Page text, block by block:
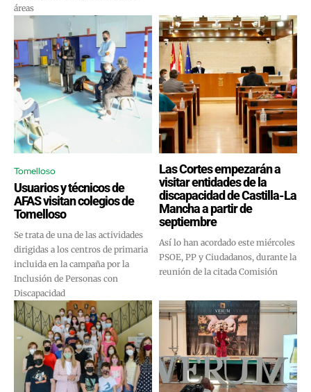
áreas
Tomelloso
Usuarios y técnicos de
AFAS visitan colegios de
Tomelloso
Se trata de una de las actividades
dirigidas a los centros de primaria
incluida en la campaña por la
Inclusión de Personas con
Discapacidad
Las Cortes empezarán a
visitar entidades de la
discapacidad de Castilla-La
Mancha a partir de
septiembre
Así lo han acordado este miércoles
PSOE, PP y Ciudadanos, durante la
reunión de la citada Comisión